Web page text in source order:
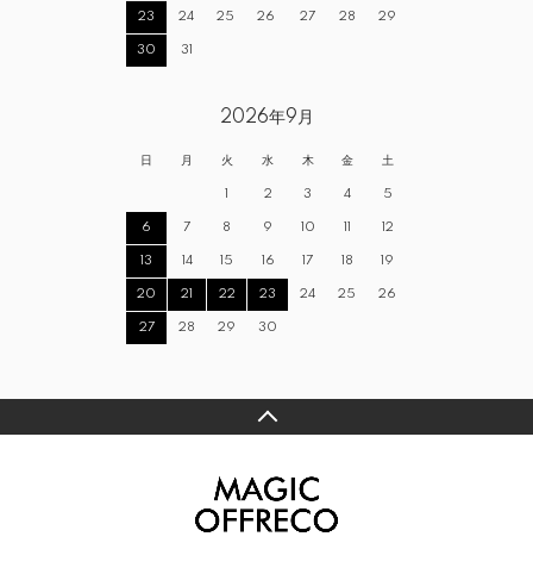
23 24 25 26 27 28 29
30 31
2026年9月
日 月 火 水 木 金 土
1 2 3 4 5
6 7 8 9 10 11 12
13 14 15 16 17 18 19
20 21 22 23 24 25 26
27 28 29 30